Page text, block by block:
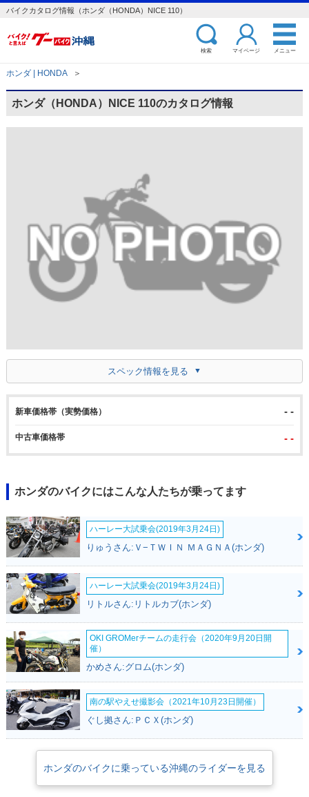
バイクカタログ情報（ホンダ（HONDA）NICE 110）
検索 マイページ メニュー
ホンダ | HONDA ＞
ホンダ（HONDA）NICE 110のカタログ情報
スペック情報を見る
新車価格帯（実勢価格） - -
中古車価格帯 - -
ホンダのバイクにはこんな人たちが乗ってます
ハーレー大試乗会(2019年3月24日)
りゅうさん:Ｖ−ＴＷＩＮ ＭＡＧＮＡ(ホンダ)
ハーレー大試乗会(2019年3月24日)
リトルさん:リトルカブ(ホンダ)
OKI GROMerチームの走行会（2020年9月20日開
催）
かめさん:グロム(ホンダ)
南の駅やえせ撮影会（2021年10月23日開催）
ぐし拠さん:ＰＣＸ(ホンダ)
ホンダのバイクに乗っている沖縄のライダーを見る